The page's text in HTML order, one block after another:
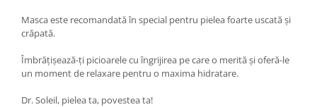
Masca este recomandată în special pentru pielea foarte uscată și
crăpată.
Îmbrățișează-ți picioarele cu îngrijirea pe care o merită și oferă-le
un moment de relaxare pentru o maxima hidratare.
Dr. Soleil, pielea ta, povestea ta!